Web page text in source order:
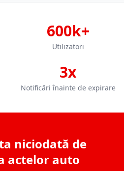
600k+
Utilizatori
3x
Notificări înainte de expirare
niciodată de
actelor auto